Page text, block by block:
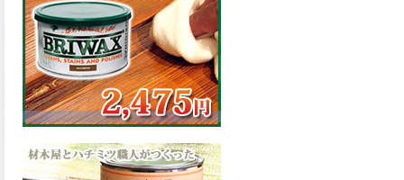
ちらから。
2026.03.09
ハケ塗りでの伸びが良く作業
性と仕上がりに優れた合成樹
脂調合ペイント、SDホルスF4
が新しく販売開始致しまし
た。ご購入はこちらから。
2026.03.06
ファインウレタンの使いやす